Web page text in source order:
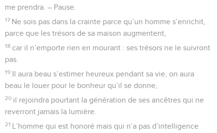
me prendra. – Pause.
17 Ne sois pas dans la crainte parce qu’un homme s’enrichit,
parce que les trésors de sa maison augmentent,
18 car il n’emporte rien en mourant : ses trésors ne le suivront
pas.
19 Il aura beau s’estimer heureux pendant sa vie, on aura
beau le louer pour le bonheur qu’il se donne,
20 il rejoindra pourtant la génération de ses ancêtres qui ne
reverront jamais la lumière.
21 L’homme qui est honoré mais qui n’a pas d’intelligence